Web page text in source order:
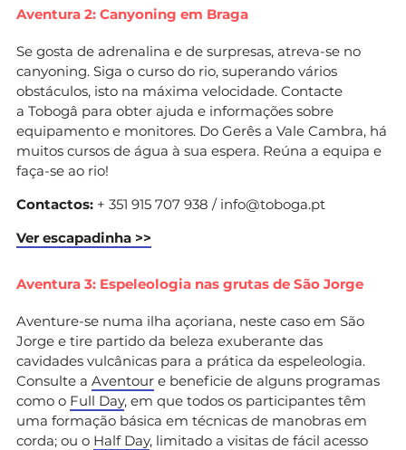
Aventura 2: Canyoning em Braga
Se gosta de adrenalina e de surpresas, atreva-se no
canyoning. Siga o curso do rio, superando vários
obstáculos, isto na máxima velocidade. Contacte
a Tobogâ para obter ajuda e informações sobre
equipamento e monitores. Do Gerês a Vale Cambra, há
muitos cursos de água à sua espera. Reúna a equipa e
faça-se ao rio!
Contactos: + 351 915 707 938 / info@toboga.pt
Ver escapadinha >>
Aventura 3: Espeleologia nas grutas de São Jorge
Aventure-se numa ilha açoriana, neste caso em São
Jorge e tire partido da beleza exuberante das
cavidades vulcânicas para a prática da espeleologia.
Consulte a Aventour e beneficie de alguns programas
como o Full Day, em que todos os participantes têm
uma formação básica em técnicas de manobras em
corda; ou o Half Day, limitado a visitas de fácil acesso